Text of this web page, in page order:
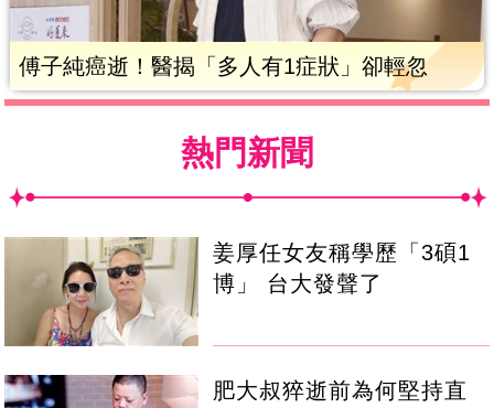
傅子純癌逝！醫揭「多人有1症狀」卻輕忽
熱門新聞
姜厚任女友稱學歷「3碩1
博」 台大發聲了
肥大叔猝逝前為何堅持直